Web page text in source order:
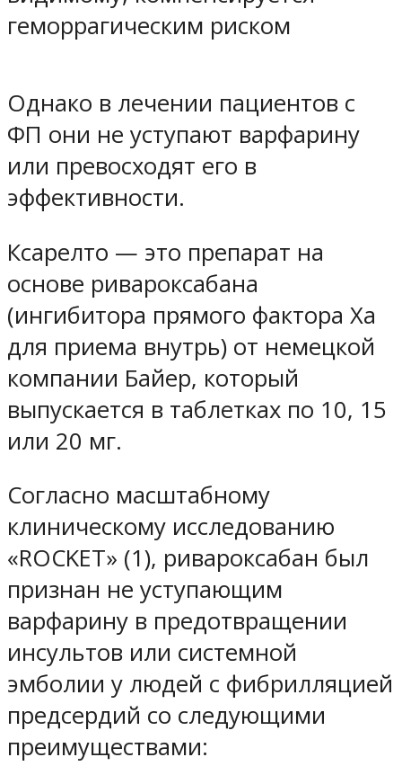
геморрагическим риском
Однако в лечении пациентов с
ФП они не уступают варфарину
или превосходят его в
эффективности.
Ксарелто — это препарат на
основе ривароксабана
(ингибитора прямого фактора Xa
для приема внутрь) от немецкой
компании Байер, который
выпускается в таблетках по 10, 15
или 20 мг.
Согласно масштабному
клиническому исследованию
«ROCKET» (1), ривароксабан был
признан не уступающим
варфарину в предотвращении
инсультов или системной
эмболии у людей с фибрилляцией
предсердий со следующими
преимуществами: